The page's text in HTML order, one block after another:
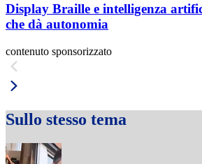
Display Braille e intelligenza
che dà autonomia
contenuto sponsorizzato
Sullo stesso tema